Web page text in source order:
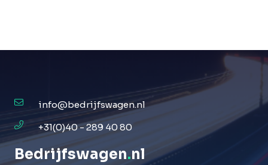
info@bedrijfswagen.nl
+31(0)40 - 289 40 80
Bedrijfswagen.nl